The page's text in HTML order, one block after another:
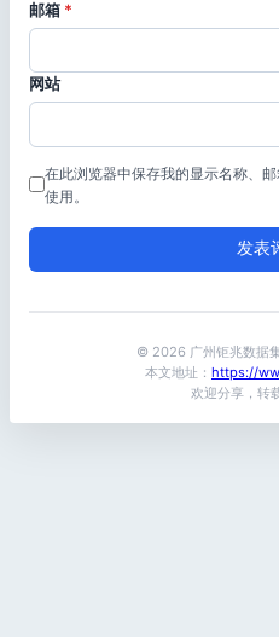
邮箱 *
网站
在此浏览器中保存我的显示名称、
使用。
© 2026 广州钜兆数据
本文地址： https://
欢迎分享，转